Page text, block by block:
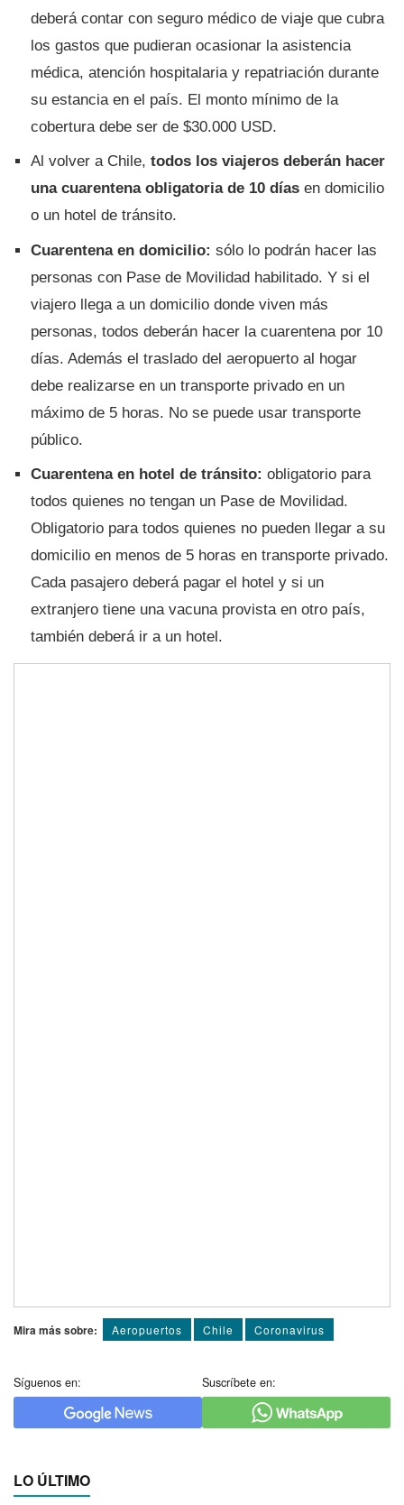
deberá contar con seguro médico de viaje que cubra
los gastos que pudieran ocasionar la asistencia
médica, atención hospitalaria y repatriación durante
su estancia en el país. El monto mínimo de la
cobertura debe ser de $30.000 USD.
Al volver a Chile,todos los viajeros deberán hacer
una cuarentena obligatoria de 10 días en domicilio
o un hotel de tránsito.
Cuarentena en domicilio:sólo lo podrán hacer las
personas con Pase de Movilidad habilitado. Y si el
viajero llega a un domicilio donde viven más
personas, todos deberán hacer la cuarentena por 10
días. Además el traslado del aeropuerto al hogar
debe realizarse en un transporte privado en un
máximo de 5 horas. No se puede usar transporte
público.
Cuarentena en hotel de tránsito: obligatorio para
todos quienes no tengan un Pase de Movilidad.
Obligatorio para todos quienes no pueden llegar a su
domicilio en menos de 5 horas en transporte privado.
Cada pasajero deberá pagar el hotel y si un
extranjero tiene una vacuna provista en otro país,
también deberá ir a un hotel.
Mira más sobre: Aeropuertos Chile Coronavirus
Síguenos en: Suscríbete en:
LO ÚLTIMO